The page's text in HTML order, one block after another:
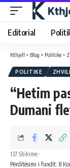
Editorial
Kthjell > Blog > Politike >
POLITIKE
“Hetim
Dumani
Përditësimi i fundit: 8
137 Shikime